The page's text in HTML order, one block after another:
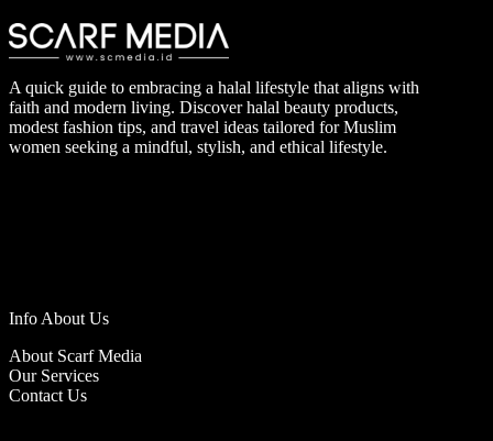
A quick guide to embracing a halal lifestyle that aligns with
faith and modern living. Discover halal beauty products,
modest fashion tips, and travel ideas tailored for Muslim
women seeking a mindful, stylish, and ethical lifestyle.
Info About Us
About Scarf Media
Our Services
Contact Us